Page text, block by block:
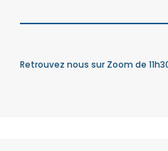
Retrouvez nous sur Zoom de